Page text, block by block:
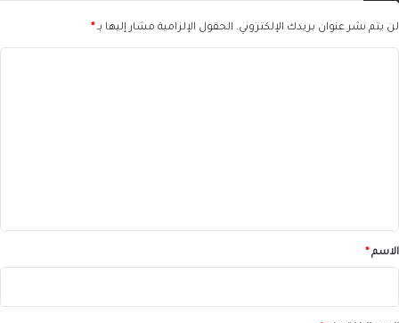
لن يتم نشر عنوان بريدك الإلكتروني. الحقول الإلزامية مشار إليها بـ*
*الاسم*